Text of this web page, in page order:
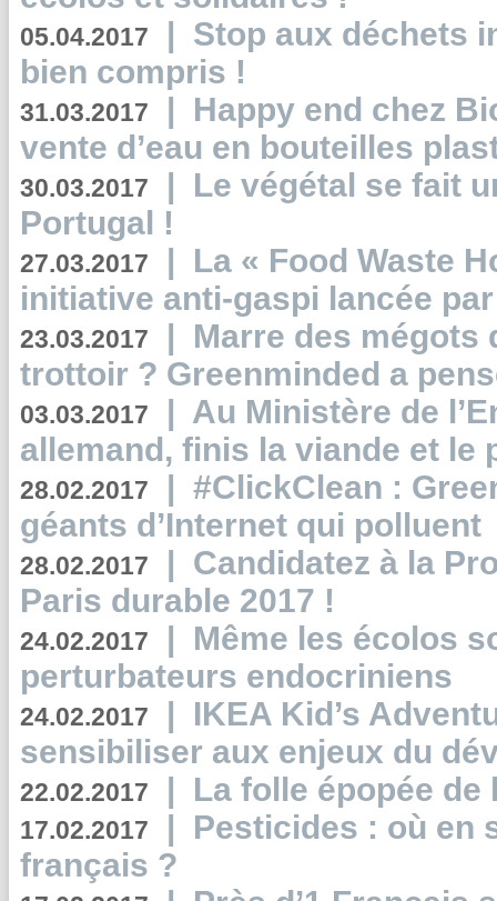
05.04.2017 | Stop aux déchets
bien compris !
31.03.2017 | Happy end chez
vente d’eau en bouteilles
30.03.2017 | Le végétal se fait
Portugal !
27.03.2017 | La « Food Waste
initiative anti-gaspi lancée
23.03.2017 | Marre des mégots
trottoir ? Greenminded a
03.03.2017 | Au Ministère de
allemand, finis la viande et le
28.02.2017 | #ClickClean :
géants d’Internet qui polluent
28.02.2017 | Candidatez à la
Paris durable 2017 !
24.02.2017 | Même les écolos
perturbateurs endocriniens
24.02.2017 | IKEA Kid’s
sensibiliser aux enjeux du
22.02.2017 | La folle épopée de
17.02.2017 | Pesticides : où en
français ?